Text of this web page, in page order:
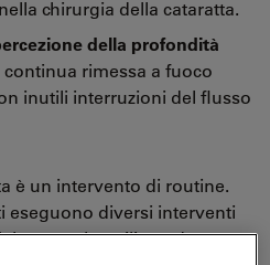
chirurgia della cataratta.
della profondità
rimessa a fuoco
inutili interruzioni del flusso
è un intervento di routine.
eseguono diversi interventi
a volte utilizzando